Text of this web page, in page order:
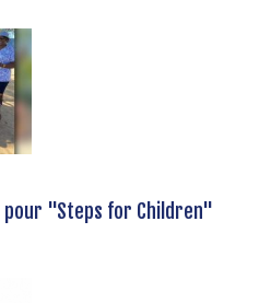
"Steps for Children"